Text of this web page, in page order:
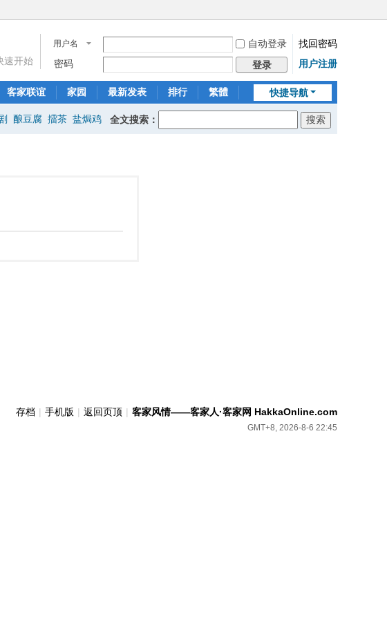
用户名 自动登录
找回密码
密码
登录 用户注册
速开始
快捷导航
客家联谊 家园 最新发表 排行 繁體
酿豆腐 擂茶 盐焗鸡 全文搜索：
存档 | 手机版 | 返回页顶 | 客家风情——客家人·客家网 HakkaOnline.com
GMT+8, 2026-8-6 22:45